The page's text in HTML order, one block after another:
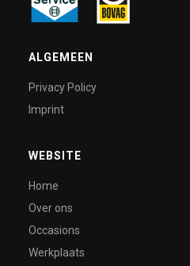
ALGEMEEN
Privacy Policy
Imprint
WEBSITE
Home
Over ons
Occasions
Werkplaats